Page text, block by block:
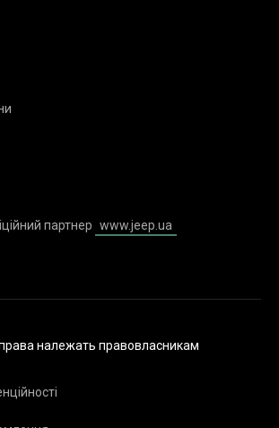
партнер www.jeep.ua
належать правовласникам